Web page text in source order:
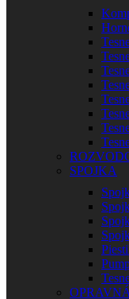
SPOJKA